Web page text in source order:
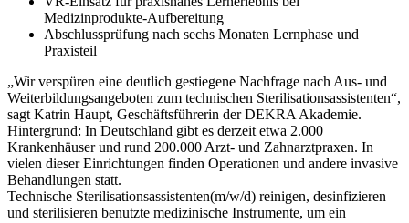
Medizinprodukte-Aufbereitung
Abschlussprüfung nach sechs Monaten Lernphase und
Praxisteil
„Wir verspüren eine deutlich gestiegene Nachfrage nach Aus- und
Weiterbildungsangeboten zum technischen Sterilisationsassistenten“,
sagt Katrin Haupt, Geschäftsführerin der DEKRA Akademie.
Hintergrund: In Deutschland gibt es derzeit etwa 2.000
Krankenhäuser und rund 200.000 Arzt- und Zahnarztpraxen. In
vielen dieser Einrichtungen finden Operationen und andere invasive
Behandlungen statt.
Technische Sterilisationsassistenten(m/w/d) reinigen, desinfizieren
und sterilisieren benutzte medizinische Instrumente, um ein